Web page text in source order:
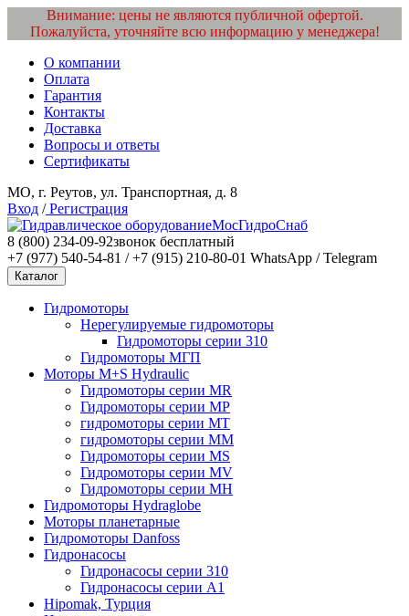
Внимание: цены не являются публичной офертой.
Пожалуйста, уточняйте всю информацию у менеджера!
О компании
Оплата
Гарантия
Контакты
Доставка
Вопросы и ответы
Сертификаты
МО, г. Реутов, ул. Транспортная, д. 8
Вход /Регистрация
МосГидроСнаб
8 (800) 234-09-92звонок бесплатный
+7 (977) 540-54-81 / +7 (915) 210-80-01 WhatsApp / Telegram
Каталог
Гидромоторы
Нерегулируемые гидромоторы
Гидромоторы серии 310
Гидромоторы МГП
Моторы M+S Hydraulic
Гидромоторы серии MR
Гидромоторы серии MP
гидромоторы серии MT
гидромоторы серии MM
Гидромоторы серии MS
Гидромоторы серии MV
Гидромоторы серии MH
Гидромоторы Hydraglobe
Моторы планетарные
Гидромоторы Danfoss
Гидронасосы
Гидронасосы серии 310
Гидронасосы серии А1
Hipomak, Турция